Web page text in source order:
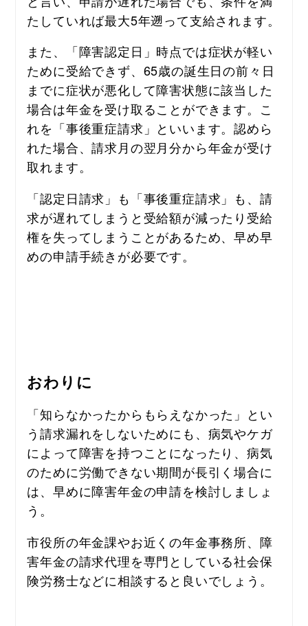
たしていれば最大5年遡って支給されます。
また、「障害認定日」時点では症状が軽い
ために受給できず、65歳の誕生日の前々日
までに症状が悪化して障害状態に該当した
場合は年金を受け取ることができます。こ
れを「事後重症請求」といいます。認めら
れた場合、請求月の翌月分から年金が受け
取れます。
「認定日請求」も「事後重症請求」も、請
求が遅れてしまうと受給額が減ったり受給
権を失ってしまうことがあるため、早め早
めの申請手続きが必要です。
おわりに
「知らなかったからもらえなかった」とい
う請求漏れをしないためにも、病気やケガ
によって障害を持つことになったり、病気
のために労働できない期間が長引く場合に
は、早めに障害年金の申請を検討しましょ
う。
市役所の年金課やお近くの年金事務所、障
害年金の請求代理を専門としている社会保
険労務士などに相談すると良いでしょう。